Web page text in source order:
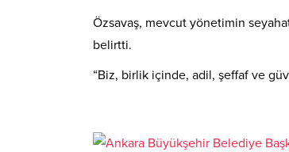
Özsavaş, mevcut yönetimin
belirtti.
“Biz, birlik içinde, adil, şeffaf ve